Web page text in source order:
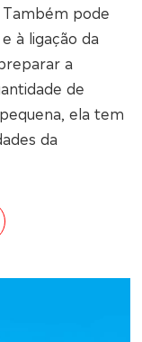
pode
à ligação da
a
de
ela tem
da